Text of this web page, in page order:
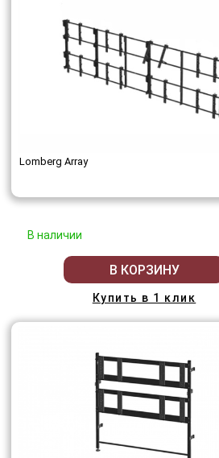
Lomberg Array
В наличии
В КОРЗИНУ
Купить в 1 клик